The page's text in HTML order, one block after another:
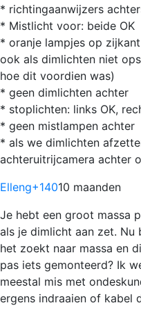
* richtingaanwijzers
* Mistlicht voor: beide OK
* oranje lampjes op
ook als dimlichten niet
hoe dit voordien was)
* geen dimlichten achter
* stoplichten: links OK,
* geen mistlampen achter
* als we dimlichten
achteruitrijcamera achter
Elleng+14010 maanden
Je hebt een groot massa
als je dimlicht aan zet. Nu
het zoekt naar massa en
pas iets gemonteerd? Ik
meestal mis met
ergens indraaien of kabel